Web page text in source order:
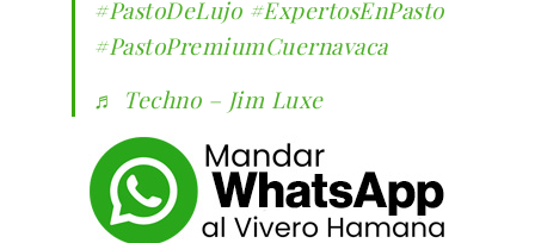
#PastoDeLujo #ExpertosEnPasto
#PastoPremiumCuernavaca
♬ Techno – Jim Luxe